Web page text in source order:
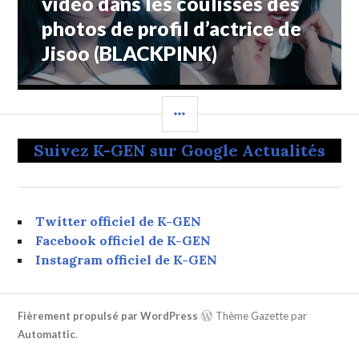
photos de profil d’actrice de
Jisoo (BLACKPINK)
LATÉRALE
Suivez K-GEN sur Google Actualités
Twitter officiel de K-GEN
Facebook officiel de K-GEN
Instagram officiel de K-GEN
Fièrement propulsé par WordPress
Thème Gazette par
Automattic.